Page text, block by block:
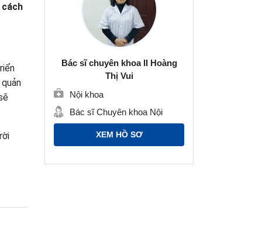
cách
Bác sĩ chuyên khoa II Hoàng
Thị Vui
Nội khoa
Bác sĩ Chuyên khoa Nội
XEM HỒ SƠ